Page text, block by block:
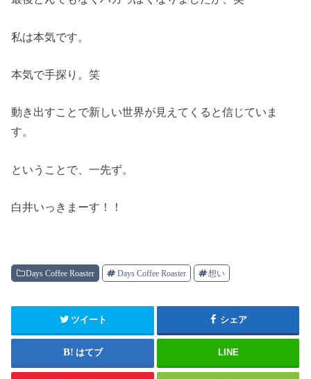
私は本気です。
本気で手探り。笑
動き出すことで新しい世界が見えてくると信じていま
す。
ということで、一先ず。
白井いっきまーす！！
Days Coffee Roaster Days Coffee Roaster 想い
ツイート シェア
はてブ LINE